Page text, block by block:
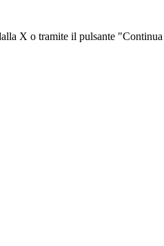
X o tramite il pulsante